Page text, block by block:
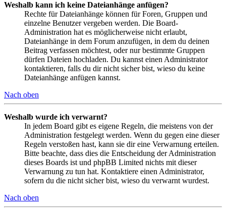
Weshalb kann ich keine Dateianhänge anfügen?
Rechte für Dateianhänge können für Foren, Gruppen und
einzelne Benutzer vergeben werden. Die Board-
Administration hat es möglicherweise nicht erlaubt,
Dateianhänge in dem Forum anzufügen, in dem du deinen
Beitrag verfassen möchtest, oder nur bestimmte Gruppen
dürfen Dateien hochladen. Du kannst einen Administrator
kontaktieren, falls du dir nicht sicher bist, wieso du keine
Dateianhänge anfügen kannst.
Nach oben
Weshalb wurde ich verwarnt?
In jedem Board gibt es eigene Regeln, die meistens von der
Administration festgelegt werden. Wenn du gegen eine dieser
Regeln verstoßen hast, kann sie dir eine Verwarnung erteilen.
Bitte beachte, dass dies die Entscheidung der Administration
dieses Boards ist und phpBB Limited nichts mit dieser
Verwarnung zu tun hat. Kontaktiere einen Administrator,
sofern du die nicht sicher bist, wieso du verwarnt wurdest.
Nach oben